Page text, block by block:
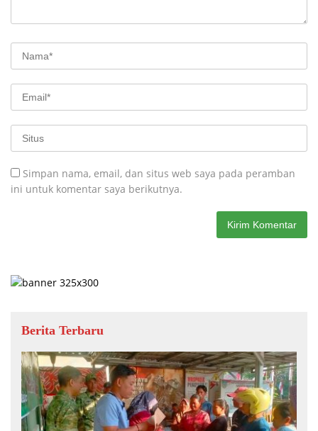
Simpan nama, email, dan situs web saya pada peramban
ini untuk komentar saya berikutnya.
Berita Terbaru